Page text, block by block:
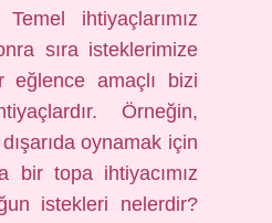
Temel ihtiyaçlarımız
sıra isteklerimize
eğlence amaçlı bizi
Örneğin,
oynamak için
bir topa ihtiyacımız
istekleri nelerdir?